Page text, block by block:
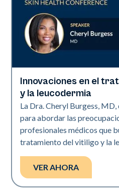
Exci308
Innovaciones en el
y la leucodermia
La Dra. Cheryl Burgess,
para abordar las
profesionales médicos que
tratamiento del vitiligo y la
VER AHORA